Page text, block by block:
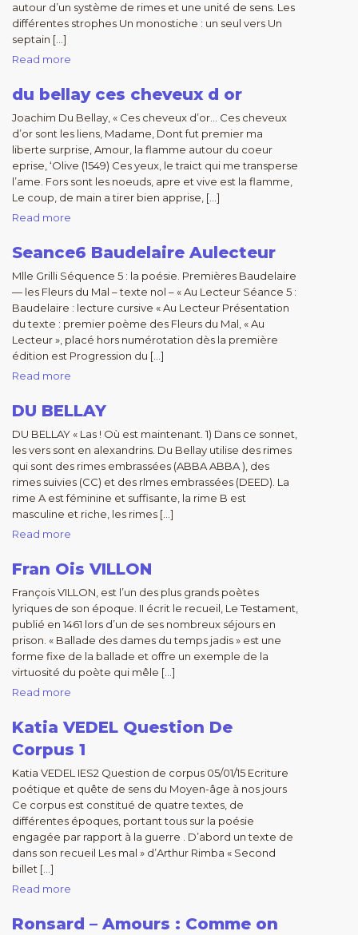
autour d’un système de rimes et une unité de sens. Les
différentes strophes Un monostiche : un seul vers Un
septain […]
Read more
du bellay ces cheveux d or
Joachim Du Bellay, « Ces cheveux d’or… Ces cheveux
d’or sont les liens, Madame, Dont fut premier ma
liberte surprise, Amour, la flamme autour du coeur
eprise, ‘Olive (1549) Ces yeux, le traict qui me transperse
l’ame. Fors sont les noeuds, apre et vive est la flamme,
Le coup, de main a tirer bien apprise, […]
Read more
Seance6 Baudelaire Aulecteur
Mlle Grilli Séquence 5 : la poésie. Premières Baudelaire
— les Fleurs du Mal – texte nol – « Au Lecteur Séance 5 :
Baudelaire : lecture cursive « Au Lecteur Présentation
du texte : premier poème des Fleurs du Mal, « Au
Lecteur », placé hors numérotation dès la première
édition est Progression du […]
Read more
DU BELLAY
DU BELLAY « Las ! Où est maintenant. 1) Dans ce sonnet,
les vers sont en alexandrins. Du Bellay utilise des rimes
qui sont des rimes embrassées (ABBA ABBA ), des
rimes suivies (CC) et des rlmes embrassées (DEED). La
rime A est féminine et suffisante, la rime B est
masculine et riche, les rimes […]
Read more
Fran Ois VILLON
François VILLON, est l’un des plus grands poètes
lyriques de son époque. II écrit le recueil, Le Testament,
publié en 1461 lors d’un de ses nombreux séjours en
prison. « Ballade des dames du temps jadis » est une
forme fixe de la ballade et offre un exemple de la
virtuosité du poète qui mêle […]
Read more
Katia VEDEL Question De
Corpus 1
Katia VEDEL IES2 Question de corpus 05/01/15 Ecriture
poétique et quête de sens du Moyen-âge à nos jours
Ce corpus est constitué de quatre textes, de
différentes époques, portant tous sur la poésie
engagée par rapport à la guerre . D’abord un texte de
dans son recueil Les mal » d’Arthur Rimba « Second
billet […]
Read more
Ronsard – Amours : Comme on